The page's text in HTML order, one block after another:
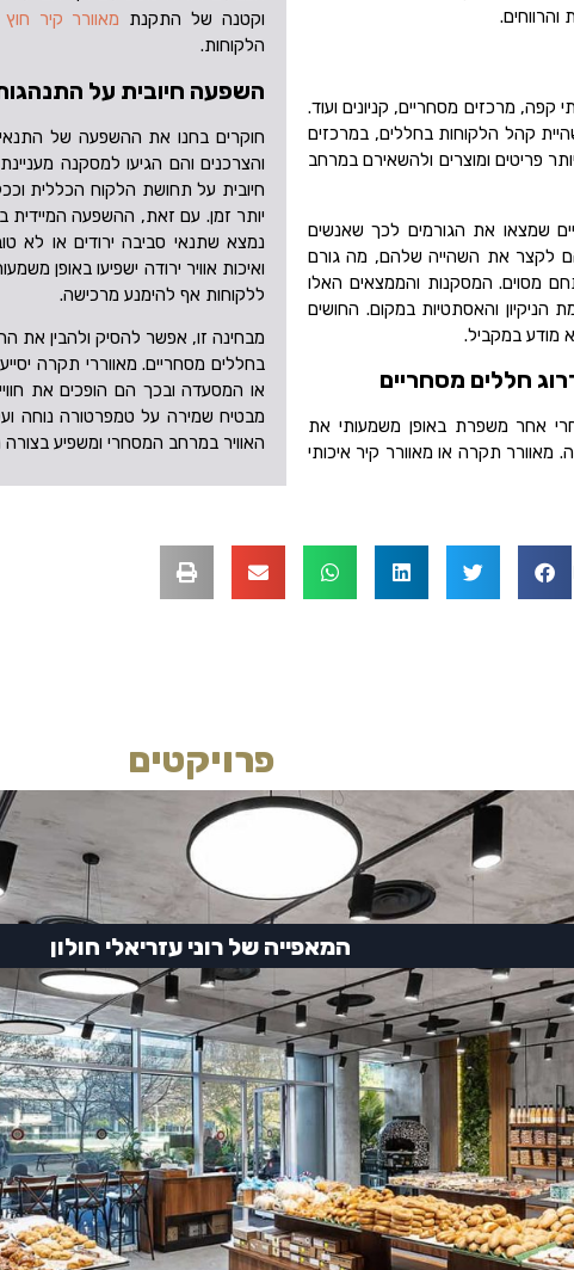
קפה, מרכזים מסחריים, קניונים ועוד.
קהל הלקוחות בחללים, במרכזים
פריטים ומוצרים ולהשאירם במרחב
שמצאו את הגורמים לכך שאנשים
לקצר את השהייה שלהם, מה גורם
מסוים. המסקנות והממצאים האלו
הניקיון והאסתטיות במקום. החושים
מודע במקביל.
חללים מסחריים
אחר משפרת באופן משמעותי את
מאוורר תקרה או מאוורר קיר איכותי
וקטנה של התקנת מאוורר קיר חוץ
הלקוחות.
השפעה חיובית על
חוקרים בחנו את ההשפעה של
והצרכנים והם הגיעו למסקנה
חיובית על תחושת הלקוח הכללית
יותר זמן. עם זאת, ההשפעה
נמצא שתנאי סביבה ירודים או לא
ואיכות אוויר ירודה ישפיעו באופן
ללקוחות אף להימנע מרכישה.
מבחינה זו, אפשר להסיק ולהבין את
בחללים מסחריים. מאווררי תקרה
או המסעדה ובכך הם הופכים את
מבטיח שמירה על טמפרטורה נוחה
האוויר במרחב המסחרי ומשפיע בצורה
פרויקטים
המאפייה של רוני עזריאלי חולון